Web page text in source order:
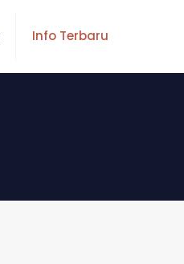
Info Terbaru